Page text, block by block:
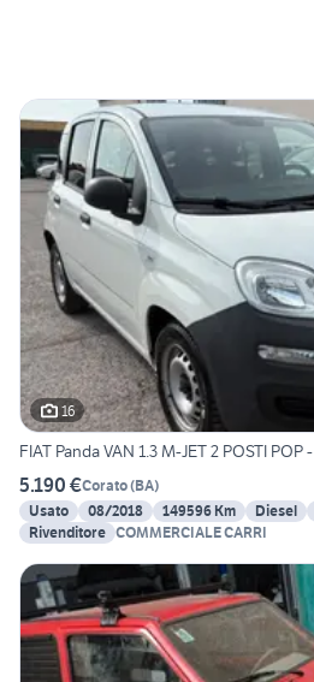
16
FIAT Panda VAN 1.3 M-JET 2 POSTI POP -
5.190 €Corato(BA)
Usato
08/2018 149596 Km Diesel
Rivenditore COMMERCIALE CARRI